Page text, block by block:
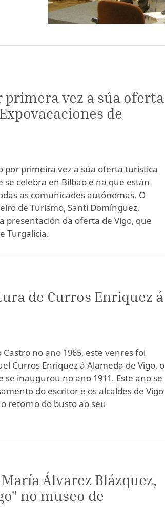
primera vez a súa oferta
de
por primeira vez a súa oferta turística
celebra en Bilbao e na que están
as comunicades autónomas. O
de Turismo, Santi Domínguez,
presentación da oferta de Vigo, que
Turgalicia.
de Curros Enriquez á
no ano 1965, este venres foi
Curros Enriquez á Alameda de Vigo, o
inaugurou no ano 1911. Este ano se
do escritor e os alcaldes de Vigo
retorno do busto ao seu
Álvarez Blázquez,
no museo de